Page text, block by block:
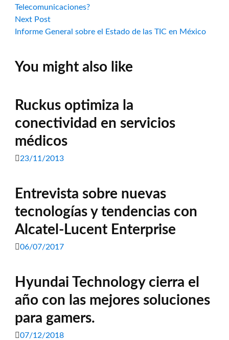
de
entradas
Telecomunicaciones?
Next PostNext
post:
Informe General sobre el Estado de las TIC en México
You might also like
Ruckus optimiza la
conectividad en servicios
médicos
23/11/2013
Entrevista sobre nuevas
tecnologías y tendencias con
Alcatel-Lucent Enterprise
06/07/2017
Hyundai Technology cierra el
año con las mejores soluciones
para gamers.
07/12/2018